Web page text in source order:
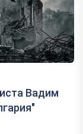
Вадим